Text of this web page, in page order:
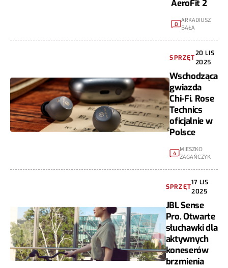
AeroFit 2
0 ARKADIUSZ
BAŁA
SPRZĘT
20 LIS
2025
Wschodząca
gwiazda
Chi-Fi. Rose
Technics
oficjalnie w
Polsce
4
MIESZKO
ZAGAŃCZYK
SPRZĘT
17 LIS
2025
JBL Sense
Pro. Otwarte
słuchawki dla
aktywnych
koneserów
brzmienia